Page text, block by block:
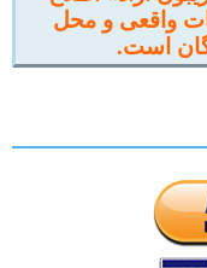
واقعی و محل
است.